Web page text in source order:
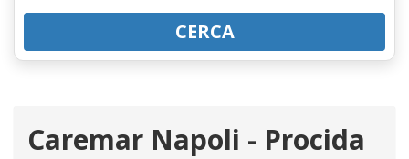
CERCA
Caremar Napoli - Procida